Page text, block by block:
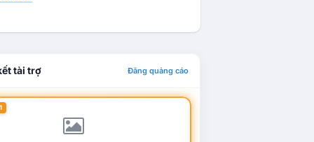
tài trợ Đăng quảng cáo